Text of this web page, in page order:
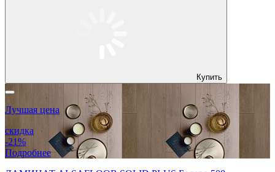
Купить
Лучшая цена
скидка
-21%
Подробнее